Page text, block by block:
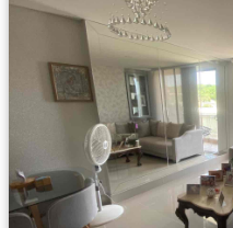
Sauna
Seguridad privada